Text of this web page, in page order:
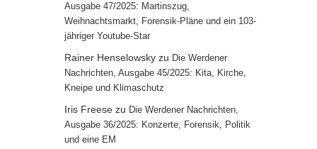
Ausgabe 47/2025: Martinszug,
Weihnachtsmarkt, Forensik-Pläne und ein 103-
jähriger Youtube-Star
Rainer Henselowsky zu Die Werdener
Nachrichten, Ausgabe 45/2025: Kita, Kirche,
Kneipe und Klimaschutz
Iris Freese zu Die Werdener Nachrichten,
Ausgabe 36/2025: Konzerte, Forensik, Politik
und eine EM